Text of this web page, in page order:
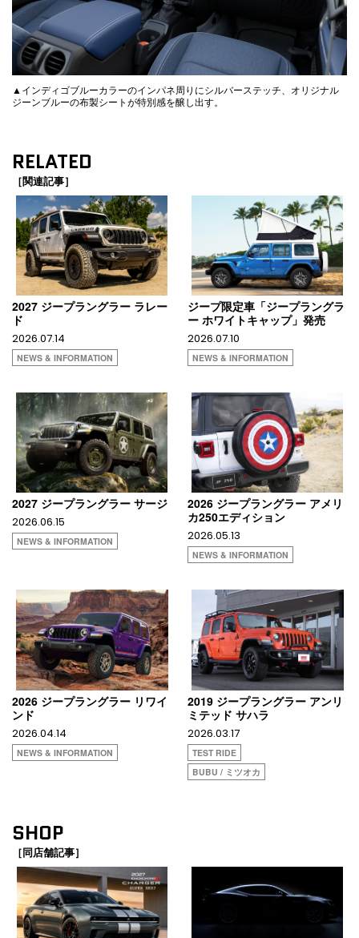
▲インディゴブルーカラーのインパネ周りにシルバーステッチ、オリジナル
ジーンブルーの布製シートが特別感を醸し出す。
RELATED
［関連記事］
2027 ジープラングラー ラレー
ド
2026.07.14
NEWS & INFORMATION
ジープ限定車「ジープラングラ
ー ホワイトキャップ」発売
2026.07.10
NEWS & INFORMATION
2027 ジープラングラー サージ
2026.06.15
NEWS & INFORMATION
2026 ジープラングラー アメリ
カ250エディション
2026.05.13
NEWS & INFORMATION
2026 ジープラングラー リワイ
ンド
2026.04.14
NEWS & INFORMATION
2019 ジープラングラー アンリ
ミテッド サハラ
2026.03.17
TEST RIDE
BUBU / ミツオカ
SHOP
［同店舗記事］